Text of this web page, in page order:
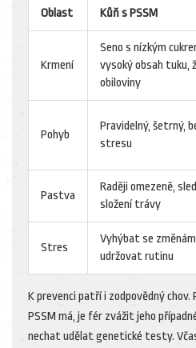
Oblast Kůň s PSSM
Krmení
Seno s nízkým
vysoký obsah tuku,
obiloviny
Pohyb
Pravidelný, šetrný,
stresu
Pastva
Raději omezeně,
složení trávy
Stres
Vyhýbat se
udržovat rutinu
K prevenci patří i zodpovědný chov.
PSSM má, je fér zvážit jeho
nechat udělat genetické testy.